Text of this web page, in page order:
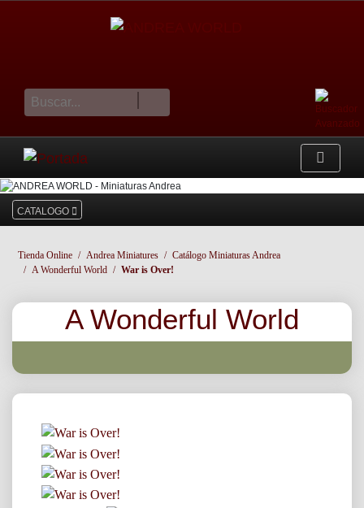
cesta
CATALOGO
Tienda Online Andrea Miniatures
Catálogo Miniaturas Andrea
A Wonderful World
War is Over!
A Wonderful World